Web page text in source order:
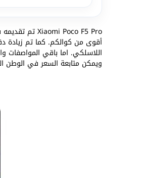
Xiaomi Poco F5 Pro تم تقديمه في مايو 2023 إلى جانب
اللاسلكي. اما باقي المواصفات
ويمكن متابعة السعر في الوطن